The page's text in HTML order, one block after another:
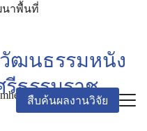
นาพื้นที่
สืบค้นผลงานวิจัย
ฒนธรรมหนัง
ธรรมราช